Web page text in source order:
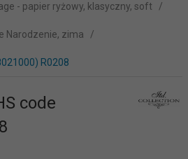
- papier ryżowy, klasyczny, soft
Narodzenie, zima
R0208
code